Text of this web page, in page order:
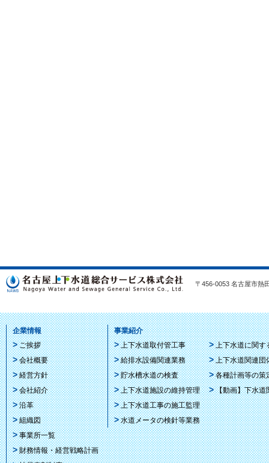
〒456-0053 名古屋市
企業情報
ご挨拶
会社概要
経営方針
会社紹介
沿革
組織図
事業所一覧
財務情報・経営戦略計画
事業紹介
上下水道取付管工事
給排水設備関連業務
貯水槽水道の検査
上下水道施設の維持管理
上下水道工事の施工監理
水道メータの検針等業務
上下水道に関す
上下水道関連団
各種計画等の策
【動画】下水道